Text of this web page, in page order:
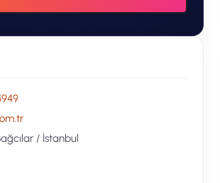
/ İstanbul